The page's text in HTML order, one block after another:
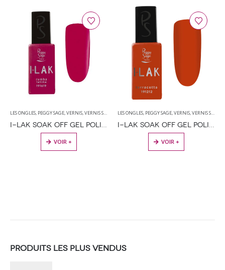
LES ONGLES, PEGGY SAGE,VERNIS,VERNIS SEMI PERMANENT
I-LAK SOAK OFF GEL POLISH RUMBA LATINA – 11ML
VOIR +
LES ONGLES, PEGGY SAGE,VERNIS,VERNIS SEMI PERMANENT
I-LAK SOAK OFF GEL POLISH TERRACOTTA 11ML
VOIR +
PRODUITS LES PLUS VENDUS